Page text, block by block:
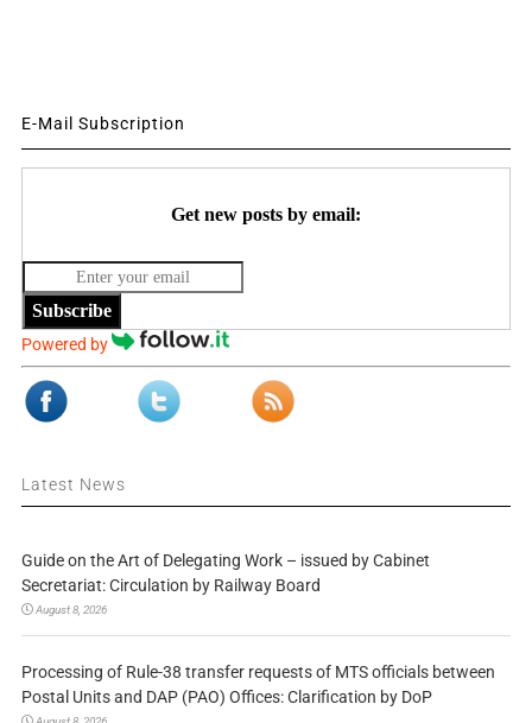
E-Mail Subscription
Get new posts by email:
Subscribe
Powered by
Latest News
Guide on the Art of Delegating Work – issued by Cabinet
Secretariat: Circulation by Railway Board
August 8, 2026
Processing of Rule-38 transfer requests of MTS officials between
Postal Units and DAP (PAO) Offices: Clarification by DoP